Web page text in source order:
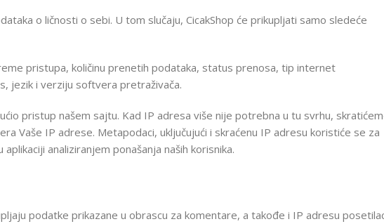
o ličnosti o sebi. U tom slučaju, CicakShop će prikupljati samo sledeće
pristupa, količinu prenetih podataka, status prenosa, tip internet
jezik i verziju softvera pretraživača.
pristup našem sajtu. Kad IP adresa više nije potrebna u tu svrhu,
Vaše IP adrese. Metapodaci, uključujući i skraćenu IP adresu koristiće se za
analiziranjem ponašanja naših korisnika.
podatke prikazane u obrascu za komentare, a takođe i IP adresu